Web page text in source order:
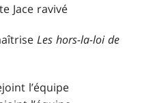
Jace ravivé
Les hors-la-loi de
l’équipe